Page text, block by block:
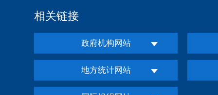
相关链接
政府机构网站
地方统计网站